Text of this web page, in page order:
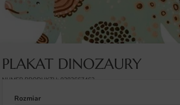
PLAKAT DINOZAURY
NUMER PRODUKTU: 0283667462
Rozmiar